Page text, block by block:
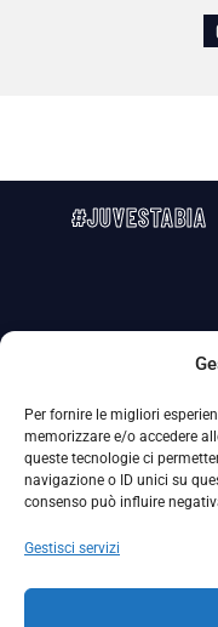
Per fornire le migliori
memorizzare e/o accedere
queste tecnologie ci
navigazione o ID unici su
consenso può influire
Gestisci servizi
#JUVESTABIA
Privacy
La Società ha nominato il Responsabile della
adottate dalla
Per